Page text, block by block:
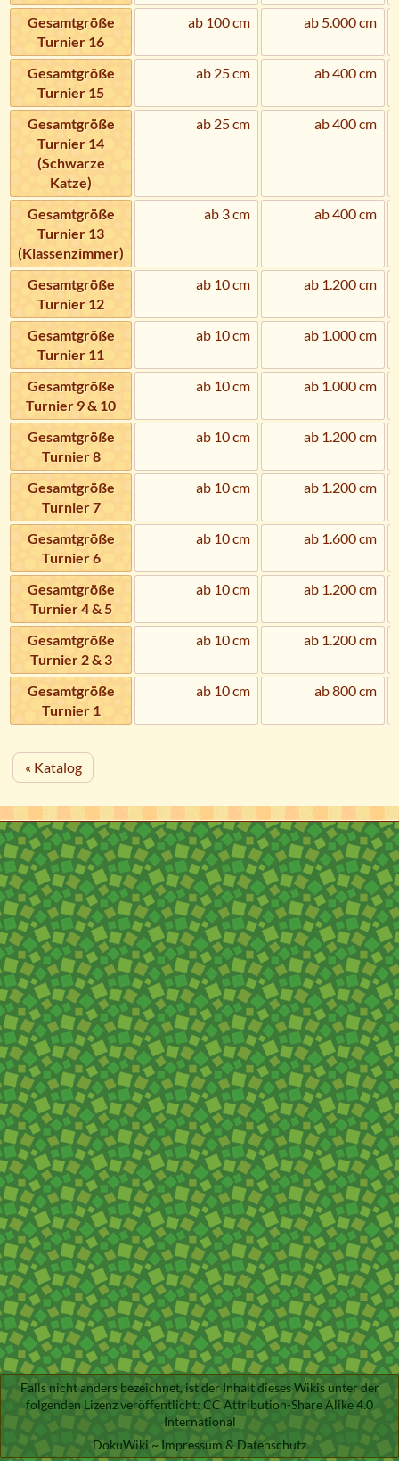
Gesamtgröße
Turnier 16
ab 100 cm ab 5.000 cm
Gesamtgröße
Turnier 15
ab 25 cm ab 400 cm
Gesamtgröße
Turnier 14
(Schwarze
Katze)
ab 25 cm ab 400 cm
Gesamtgröße
Turnier 13
(Klassenzimmer)
ab 3 cm ab 400 cm
Gesamtgröße
Turnier 12
ab 10 cm ab 1.200 cm
Gesamtgröße
Turnier 11
ab 10 cm ab 1.000 cm
Gesamtgröße
Turnier 9 & 10
ab 10 cm ab 1.000 cm
Gesamtgröße
Turnier 8
ab 10 cm ab 1.200 cm
Gesamtgröße
Turnier 7
ab 10 cm ab 1.200 cm
Gesamtgröße
Turnier 6
ab 10 cm ab 1.600 cm
Gesamtgröße
Turnier 4 & 5
ab 10 cm ab 1.200 cm
Gesamtgröße
Turnier 2 & 3
ab 10 cm ab 1.200 cm
Gesamtgröße
Turnier 1
ab 10 cm ab 800 cm
« Katalog
Falls nicht anders bezeichnet, ist der Inhalt dieses Wikis unter der
folgenden Lizenz veröffentlicht: CC Attribution-Share Alike 4.0
International
DokuWiki ~ Impressum & Datenschutz